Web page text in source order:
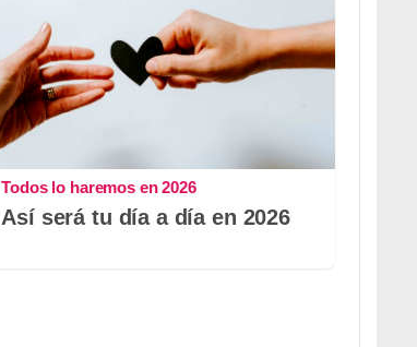
Todos lo haremos en 2026
Así será tu día a día en 2026